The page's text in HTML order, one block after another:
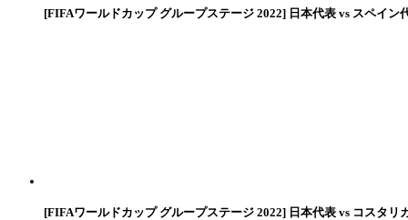
[FIFAワールドカップ グループステージ 2022] 日本代表 vs スペイン
[FIFAワールドカップ グループステージ 2022] 日本代表 vs コスタリ